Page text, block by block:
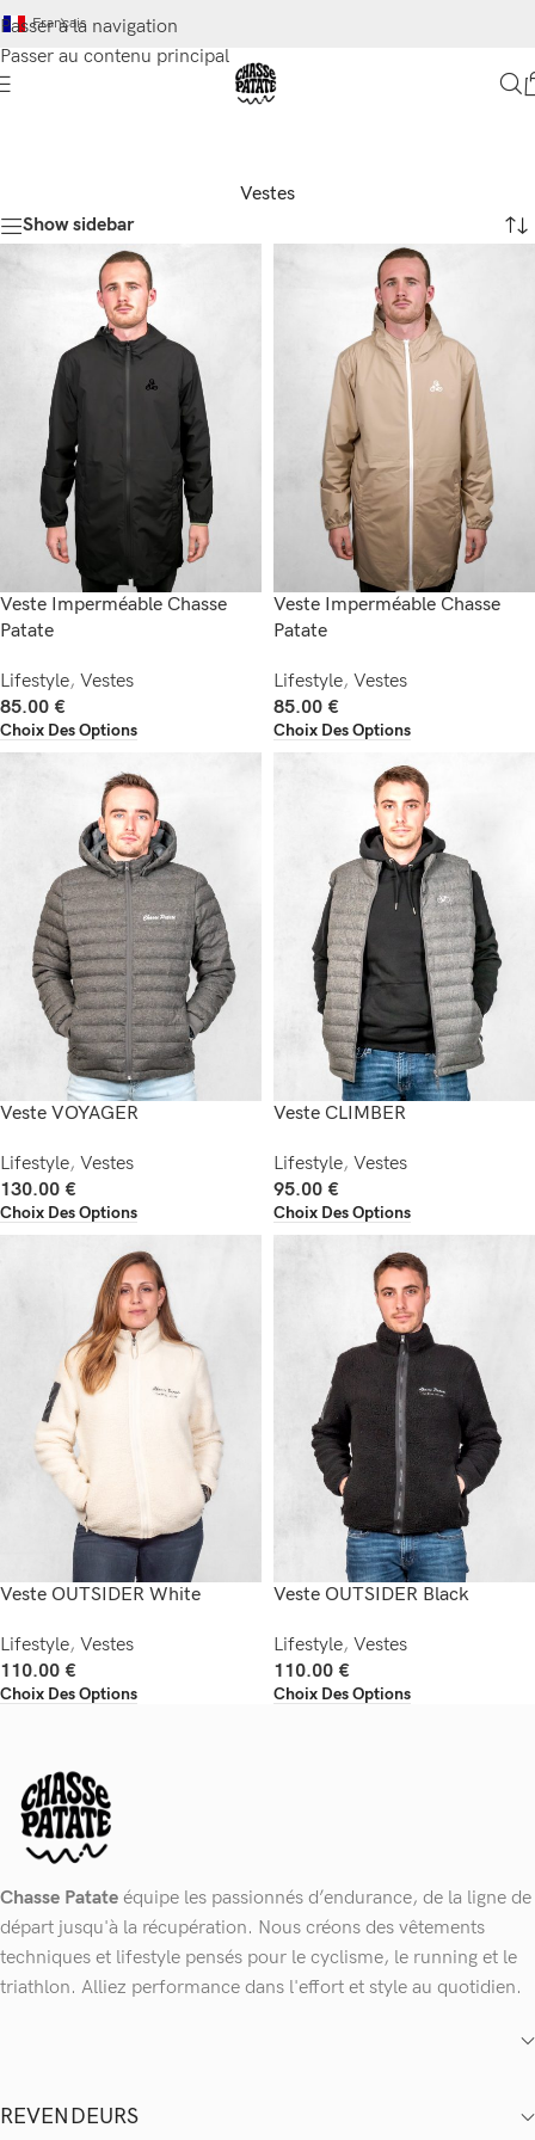
Passer à la navigation
Passer au contenu principal
Français
Vestes
Show sidebar
Veste Imperméable Chasse
Patate
Lifestyle, Vestes
85.00 €
Choix Des Options
Veste Imperméable Chasse
Patate
Lifestyle, Vestes
85.00 €
Choix Des Options
Veste VOYAGER
Lifestyle, Vestes
130.00 €
Choix Des Options
Veste CLIMBER
Lifestyle, Vestes
95.00 €
Choix Des Options
Veste OUTSIDER White
Lifestyle, Vestes
110.00 €
Choix Des Options
Veste OUTSIDER Black
Lifestyle, Vestes
110.00 €
Choix Des Options
Chasse Patate équipe les passionnés d’endurance, de la ligne de
départ jusqu'à la récupération. Nous créons des vêtements
techniques et lifestyle pensés pour le cyclisme, le running et le
triathlon. Alliez performance dans l'effort et style au quotidien.
REVENDEURS